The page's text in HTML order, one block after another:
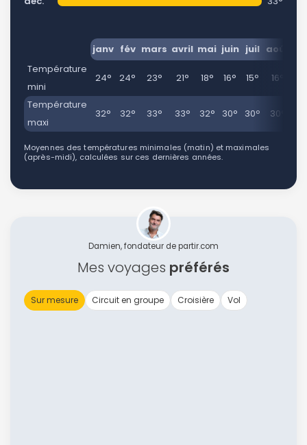
janv fév mars avril mai juin juil août
Température
mini
24° 24° 23° 21° 18° 16° 15° 16°
Température
maxi
32° 32° 33° 33° 32° 30° 30° 30°
Moyennes des températures minimales (matin) et maximales
(après-midi), calculées sur ces dernières années.
Damien, fondateur de partir.com
Mes voyages préférés
Sur mesure Circuit en groupe Croisière Vol